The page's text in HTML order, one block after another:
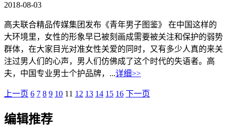
2018-08-03
高夫联合精品传媒集团发布《青年男子图鉴》 在中国这样的
大环境里，女性的形象早已被刻画成需要被关注和保护的弱势
群体，在大家目光对准女性关爱的同时，又有多少人真的来关
注过男人们的心声，男人们仿佛成了这个时代的失语者。高
夫，中国专业男士个护品牌，...详细>>
上一页 6 7 8 9 10 11 12 13 14 15 16 下一页
编辑推荐